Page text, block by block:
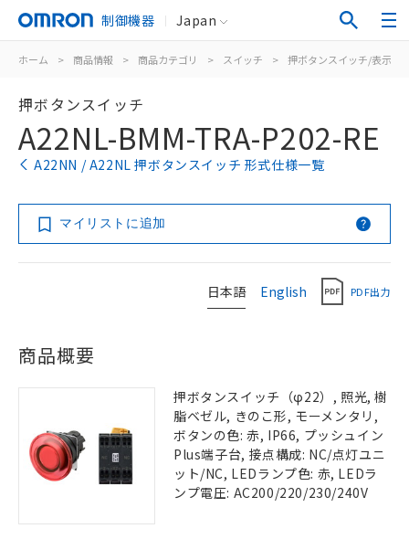
制御機器 Japan
ホーム > 商品情報 > 商品カテゴリ > スイッチ > 押ボタンスイッチ/表示灯
押ボタンスイッチ
A22NL-BMM-TRA-P202-RE
A22NN / A22NL 押ボタンスイッチ 形式仕様一覧
マイリストに追加
日本語 English PDF出力
商品概要
押ボタンスイッチ（φ22）, 照光, 樹
脂ベゼル, きのこ形, モーメンタリ,
ボタンの色: 赤, IP66, プッシュイン
Plus端子台, 接点構成: NC/点灯ユニ
ット/NC, LEDランプ色: 赤, LEDラ
ンプ電圧: AC200/220/230/240V